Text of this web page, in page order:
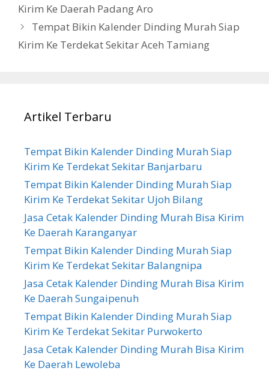
Kirim Ke Daerah Padang Aro
Tempat Bikin Kalender Dinding Murah Siap
Kirim Ke Terdekat Sekitar Aceh Tamiang
Artikel Terbaru
Tempat Bikin Kalender Dinding Murah Siap
Kirim Ke Terdekat Sekitar Banjarbaru
Tempat Bikin Kalender Dinding Murah Siap
Kirim Ke Terdekat Sekitar Ujoh Bilang
Jasa Cetak Kalender Dinding Murah Bisa Kirim
Ke Daerah Karanganyar
Tempat Bikin Kalender Dinding Murah Siap
Kirim Ke Terdekat Sekitar Balangnipa
Jasa Cetak Kalender Dinding Murah Bisa Kirim
Ke Daerah Sungaipenuh
Tempat Bikin Kalender Dinding Murah Siap
Kirim Ke Terdekat Sekitar Purwokerto
Jasa Cetak Kalender Dinding Murah Bisa Kirim
Ke Daerah Lewoleba